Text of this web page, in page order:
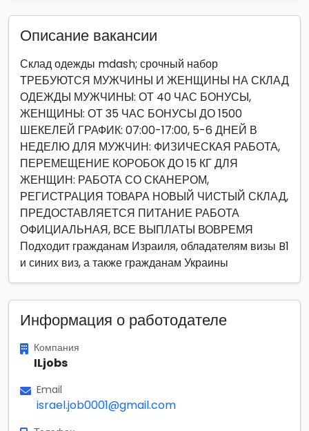
Описание вакансии
Склад одежды mdash; срочный набор
ТРЕБУЮТСЯ МУЖЧИНЫ И ЖЕНЩИНЫ НА СКЛАД
ОДЕЖДЫ МУЖЧИНЫ: ОТ 40 ЧАС БОНУСЫ,
ЖЕНЩИНЫ: ОТ 35 ЧАС БОНУСЫ ДО 1500
ШЕКЕЛЕЙ ГРАФИК: 07:00-17:00, 5-6 ДНЕЙ В
НЕДЕЛЮ ДЛЯ МУЖЧИН: ФИЗИЧЕСКАЯ РАБОТА,
ПЕРЕМЕЩЕНИЕ КОРОБОК ДО 15 КГ ДЛЯ
ЖЕНЩИН: РАБОТА СО СКАНЕРОМ,
РЕГИСТРАЦИЯ ТОВАРА НОВЫЙ ЧИСТЫЙ СКЛАД,
ПРЕДОСТАВЛЯЕТСЯ ПИТАНИЕ РАБОТА
ОФИЦИАЛЬНАЯ, ВСЕ ВЫПЛАТЫ ВОВРЕМЯ
Подходит гражданам Израиля, обладателям визы B1
и синих виз, а также гражданам Украины
Информация о работодателе
Компания
ILjobs
Email
israel.job0001@gmail.com